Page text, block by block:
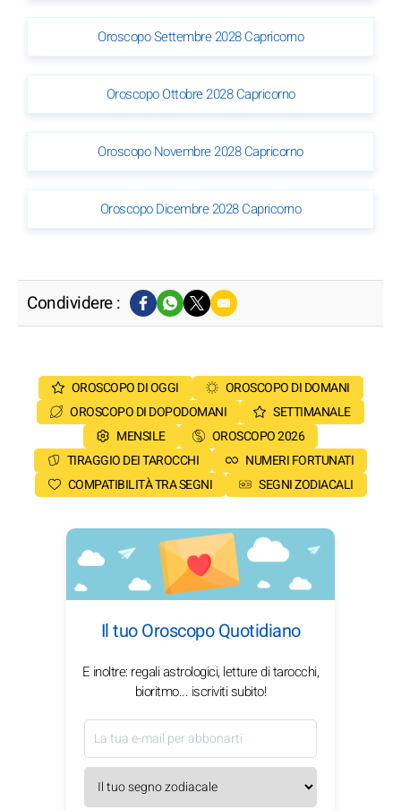
Oroscopo Settembre 2028 Capricorno
Oroscopo Ottobre 2028 Capricorno
Oroscopo Novembre 2028 Capricorno
Oroscopo Dicembre 2028 Capricorno
Condividere :
OROSCOPO DI OGGI
OROSCOPO DI DOMANI
OROSCOPO DI DOPODOMANI
SETTIMANALE
MENSILE
OROSCOPO 2026
TIRAGGIO DEI TAROCCHI
NUMERI FORTUNATI
COMPATIBILITÀ TRA SEGNI
SEGNI ZODIACALI
Il tuo Oroscopo Quotidiano
E inoltre: regali astrologici, letture di tarocchi,
bioritmo... iscriviti subito!